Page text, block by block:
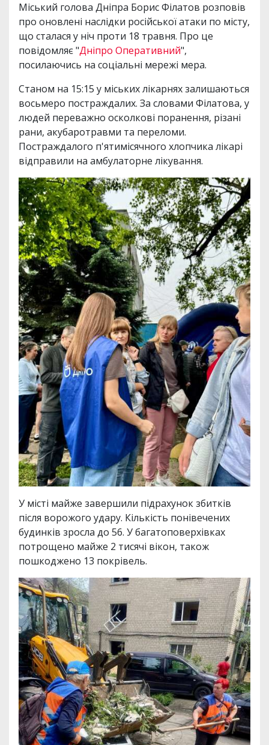
Міський голова Дніпра Борис Філатов розповів
про оновлені наслідки російської атаки по місту,
що сталася у ніч проти 18 травня. Про це
повідомляє "Дніпро Оперативний",
посилаючись на соціальні мережі мера.
Станом на 15:15 у міських лікарнях залишаються
восьмеро постраждалих. За словами Філатова, у
людей переважно осколкові поранення, різані
рани, акубаротравми та переломи.
Постраждалого п'ятимісячного хлопчика лікарі
відправили на амбулаторне лікування.
У місті майже завершили підрахунок збитків
після ворожого удару. Кількість понівечених
будинків зросла до 56. У багатоповерхівках
потрощено майже 2 тисячі вікон, також
пошкоджено 13 покрівель.